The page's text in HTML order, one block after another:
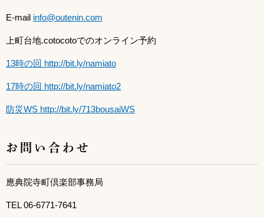
E-mail info@outenin.com
上町台地.cotocotoでのオンライン予約
13時の回 http://bit.ly/namiato
17時の回 http://bit.ly/namiato2
防災WS http://bit.ly/713bousaiWS
お問い合わせ
應典院寺町倶楽部事務局
TEL 06-6771-7641